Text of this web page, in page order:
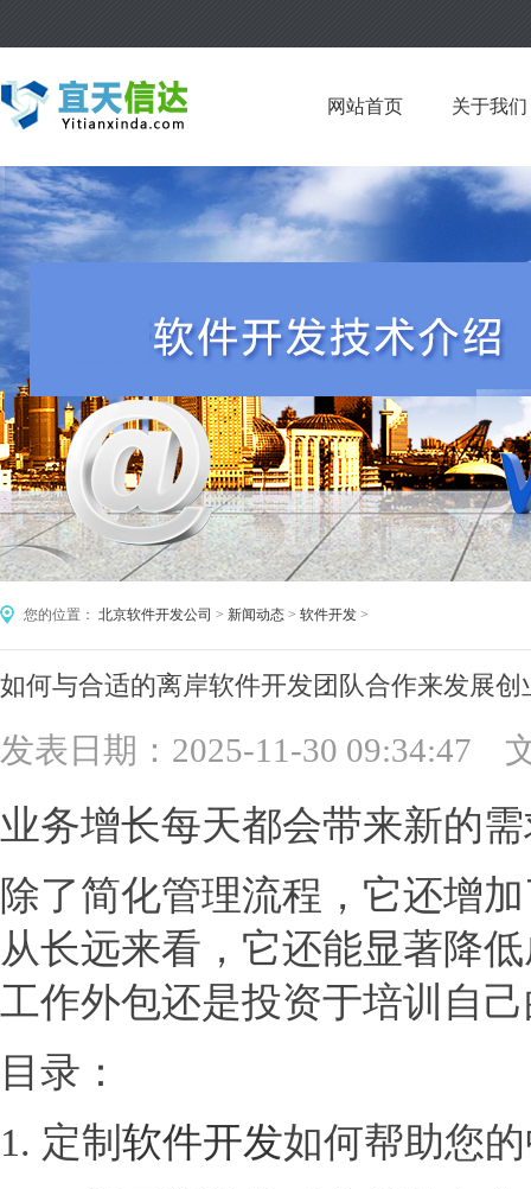
网站首页 关于我们
您的位置： 北京软件开发公司 > 新闻动态 > 软件开发 >
如何与合适的离岸软件开发团队合作来发展
发表日期：2025-11-30 09:34:47
业务增长每天都会带来新的
除了简化管理流程，它还增
从长远来看，它还能显著降
工作外包还是投资于培训自
目录：
1. 定制 软件开发如何帮助您